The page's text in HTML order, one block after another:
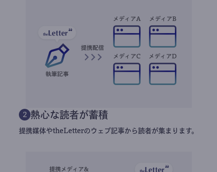
2 熱心な読者が蓄積
提携媒体やtheLetterのウェブ記事から読者が集まります。